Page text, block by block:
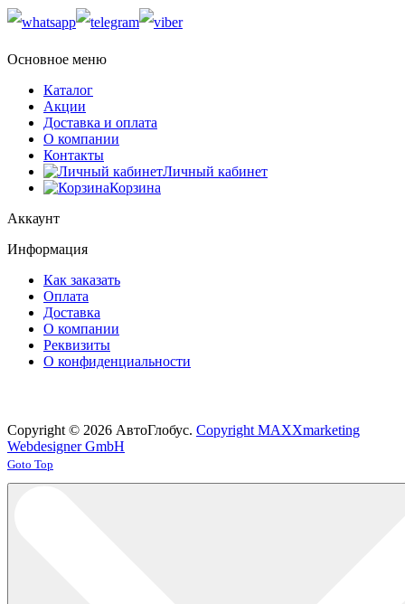
Основное меню
Каталог
Акции
Доставка и оплата
О компании
Контакты
Личный кабинет
Корзина
Аккаунт
Информация
Как заказать
Оплата
Доставка
О компании
Реквизиты
О конфиденциальности
Copyright © 2026 АвтоГлобус. Copyright MAXXmarketing
Webdesigner GmbH
Joomla! 3 Templates
Goto Top